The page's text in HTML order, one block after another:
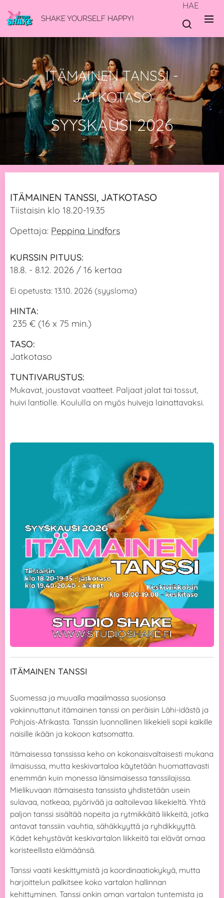
SHAKE YOURSELF HAPPY!
HAE
ITÄMAINEN TANSSI -
JATKOTASO
SYYSKAUSI 2026
ITÄMAINEN TANSSI, JATKOTASO
Tiistaisin klo 18.20-19.35
Opettaja: Peppina Lindfors
KURSSIN PITUUS:
18.8. - 8.12. 2026 / 16 kertaa
Ei opetusta: 13.10. 2026 (syysloma)
HINTA:
235 € (16 x 75 min.)
TASO:
Jatkotaso
TUNTIVARUSTUS:
Mukavat, joustavat vaatteet. Paljaat jalat tai tossut,
huivi lantiolle. Koululla on myös huiveja lainattavaksi.
ITÄMAINEN TANSSI
Suomessa ja muualla maailmassa suosionsa
vakiinnuttanut itämainen tanssi on peräisin Lähi-idästä ja
Pohjois-Afrikasta. Tanssin luonnollinen liikekieli sopii kaikille
naisille ikään ja kokoon katsomatta.
Itämaisessa tanssissa keho on kokonaisvaltaisesti mukana
ilmaisussa, mutta keskivartaloa käytetään huomattavasti
enemmän kuin monessa länsimaisessa tanssilajissa.
Mielikuvaan itämaisesta tanssista yhdistetään usein
sulavaa, notkeaa, pyörivää ja aaltoilevaa liikekieltä. Yhtä
paljon tanssi sisältää nopeita ja rytmikkäitä liikkeitä, jotka
antavat tanssiin vauhtia, sähäkkyyttä ja ryhdikkyyttä.
Kädet kehystävät keskivartalon liikkeitä tai elävät omaa
koristeellista elämäänsä.
Tanssi vaatii keskittymistä ja koordinaatiokykyä, mutta
harjoittelun palkitsee koko vartalon hallinnan
kehittyminen. Tanssi onkin oman vartalon tuntemista ja